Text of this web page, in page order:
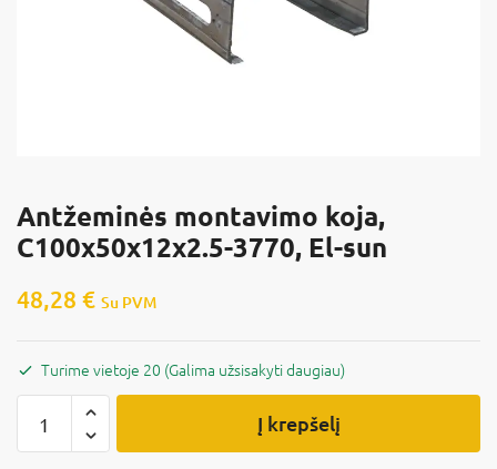
Antžeminės montavimo koja,
C100x50x12x2.5-3770, El-sun
48,28 € Su PVM
Turime vietoje 20 (Galima užsisakyti daugiau)
Į krepšelį